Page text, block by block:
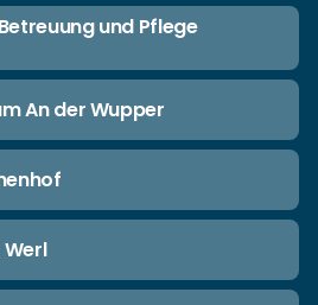
und Pflege
An der Wupper